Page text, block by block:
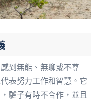
到無能、無聊或不尊
表努力工作和智慧。它
驢子有時不合作，並且